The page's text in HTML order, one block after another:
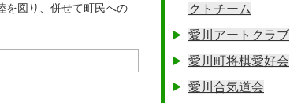
を図り、併せて町民への
クトチーム
愛川アートクラブ
愛川町将棋愛好会
愛川合気道会